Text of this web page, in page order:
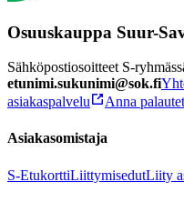
Osuuskauppa Suur-
Sähköpostiosoitteet S-
etunimi.sukunimi@sok.fi
asiakaspalvelu
Anna
Asiakasomistaja
S-EtukorttiLiittymisedutLiity